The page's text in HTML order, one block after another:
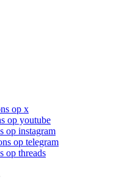
op x
op youtube
op instagram
op telegram
op threads